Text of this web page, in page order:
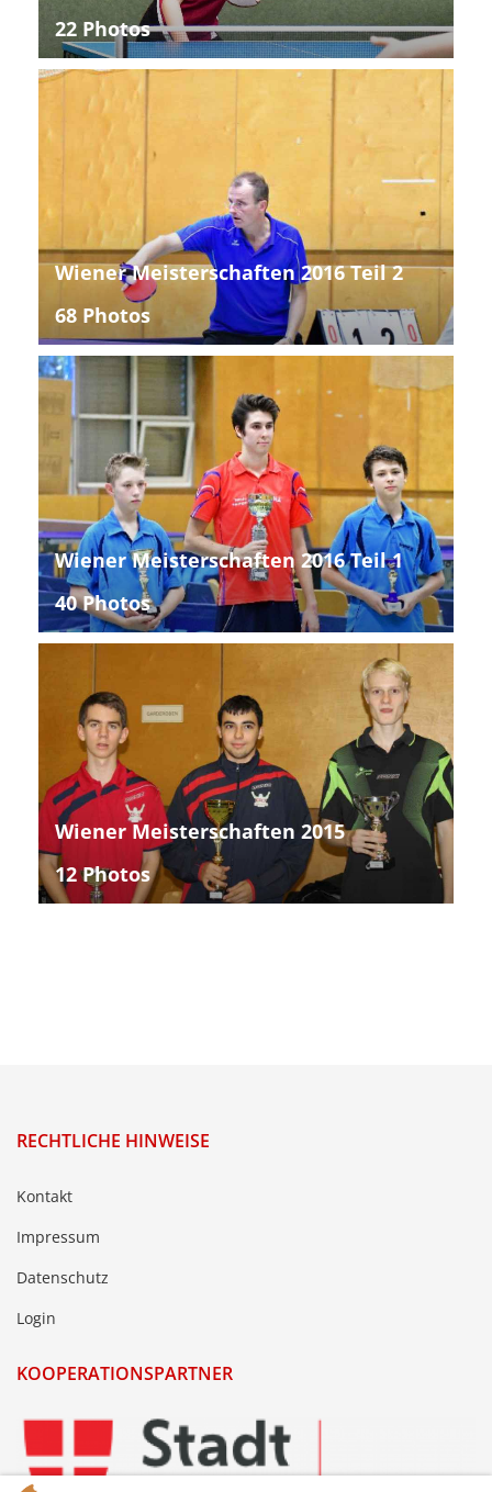
22 Photos
Wiener Meisterschaften 2016 Teil 2
68 Photos
Wiener Meisterschaften 2016 Teil 1
40 Photos
Wiener Meisterschaften 2015
12 Photos
RECHTLICHE HINWEISE
Kontakt
Impressum
Datenschutz
Login
KOOPERATIONSPARTNER